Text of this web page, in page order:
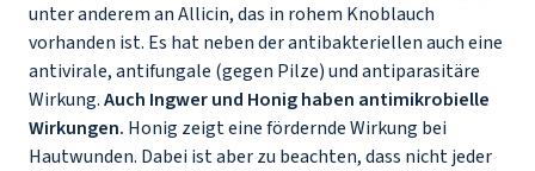
unter anderem an Allicin, das in rohem Knoblauch
vorhanden ist. Es hat neben der antibakteriellen auch eine
antivirale, antifungale (gegen Pilze) und antiparasitäre
Wirkung.Auch Ingwer und Honig haben antimikrobielle
Wirkungen. Honig zeigt eine fördernde Wirkung bei
Hautwunden. Dabei ist aber zu beachten, dass nicht jeder